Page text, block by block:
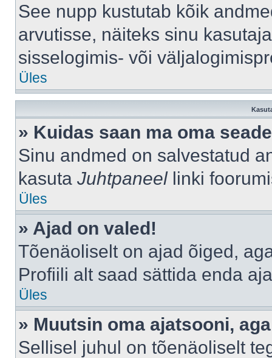
See nupp kustutab kõik
arvutisse, näiteks sinu
sisselogimis- või
Üles
» Kuidas saan ma oma
Sinu andmed on salvestatud
kasuta Juhtpaneellinki
Üles
» Ajad on valed!
Tõenäoliselt on ajad õiged,
Profiili alt saad sättida enda
Üles
» Muutsin oma ajatsooni,
Sellisel juhul on tõenäoliselt